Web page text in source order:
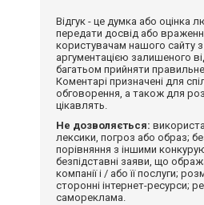
Відгук - це думка або оцінка
передати досвід або
користувачам нашого сайту
аргументацією залишеного
багатьом прийняти
Коментарі призначені для
обговорення, а також для
цікавлять.
Не дозволяється:
лексики, погроз або образ;
порівняння з іншими
безпідставні заяви, що
компанії і / або її послуги;
сторонні інтернет-ресурси;
самореклама.